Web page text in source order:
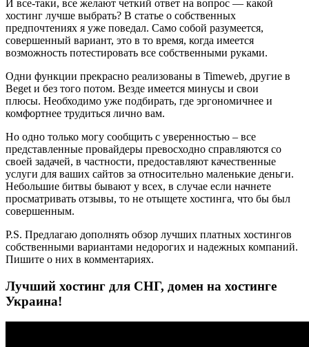
И все-таки, все желают четкий ответ на вопрос — какой
хостинг лучше выбрать? В статье о собственных
предпочтениях я уже поведал. Само собой разумеется,
совершенный вариант, это в то время, когда имеется
возможность потестировать все собственными руками.
Одни функции прекрасно реализованы в Timeweb, другие в
Beget и без того потом. Везде имеется минусы и свои
плюсы. Необходимо уже подбирать, где эргономичнее и
комфортнее трудиться лично вам.
Но одно только могу сообщить с уверенностью – все
представленные провайдеры превосходно справляются со
своей задачей, в частности, предоставляют качественные
услуги для ваших сайтов за относительно маленькие деньги.
Небольшие битвы бывают у всех, в случае если начнете
просматривать отзывы, то не отыщете хостинга, что бы был
совершенным.
P.S. Предлагаю дополнять обзор лучших платных хостингов
собственными вариантами недорогих и надежных компаний.
Пишите о них в комментариях.
Лучший хостинг для СНГ, домен на хостинге
Украина!